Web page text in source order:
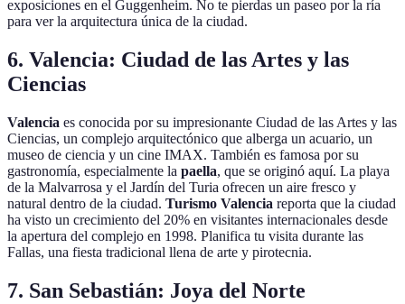
exposiciones en el Guggenheim. No te pierdas un paseo por la ría
para ver la arquitectura única de la ciudad.
6. Valencia: Ciudad de las Artes y las
Ciencias
Valencia es conocida por su impresionante Ciudad de las Artes y las
Ciencias, un complejo arquitectónico que alberga un acuario, un
museo de ciencia y un cine IMAX. También es famosa por su
gastronomía, especialmente la paella, que se originó aquí. La playa
de la Malvarrosa y el Jardín del Turia ofrecen un aire fresco y
natural dentro de la ciudad. Turismo Valencia reporta que la ciudad
ha visto un crecimiento del 20% en visitantes internacionales desde
la apertura del complejo en 1998. Planifica tu visita durante las
Fallas, una fiesta tradicional llena de arte y pirotecnia.
7. San Sebastián: Joya del Norte